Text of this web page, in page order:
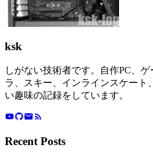
ksk
しがない技術者です。自作PC、
ラ、スキー、インラインスケート
い趣味の記録をしています。
Recent Posts